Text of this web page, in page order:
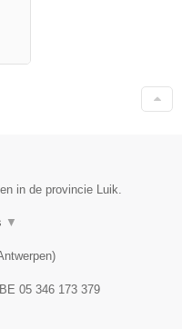
in de provincie Luik.
▼
)
BE 05 346 173 379